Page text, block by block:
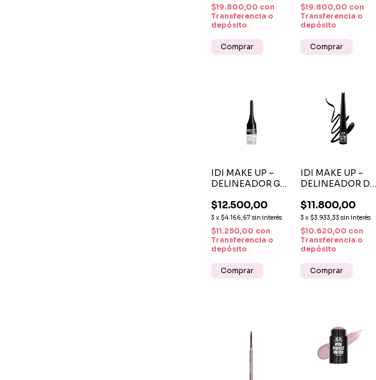
CONTORNO
$19.800,00 con
Transferencia o
depósito
$19.800,00 con
Transferencia o
depósito
IDI MAKE UP –
DELINEADOR GEL
Nº01 BLACK
NEGRO INTENSO
$12.500,00
3 x $4.166,67 sin interés
$11.250,00 con
Transferencia o
depósito
IDI MAKE UP –
DELINEADOR DE
Nº 01 ULTRA
MATTE NEGRO
INTENSO
$11.800,00
3 x $3.933,33 sin interés
$10.620,00 con
Transferencia o
depósito